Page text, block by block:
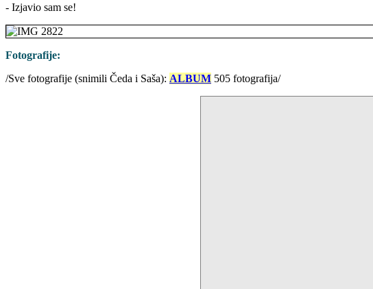
- Izjavio sam se!
Fotografije:
/Sve fotografije (snimili Čeda i Saša): ALBUM 505 fotografija/